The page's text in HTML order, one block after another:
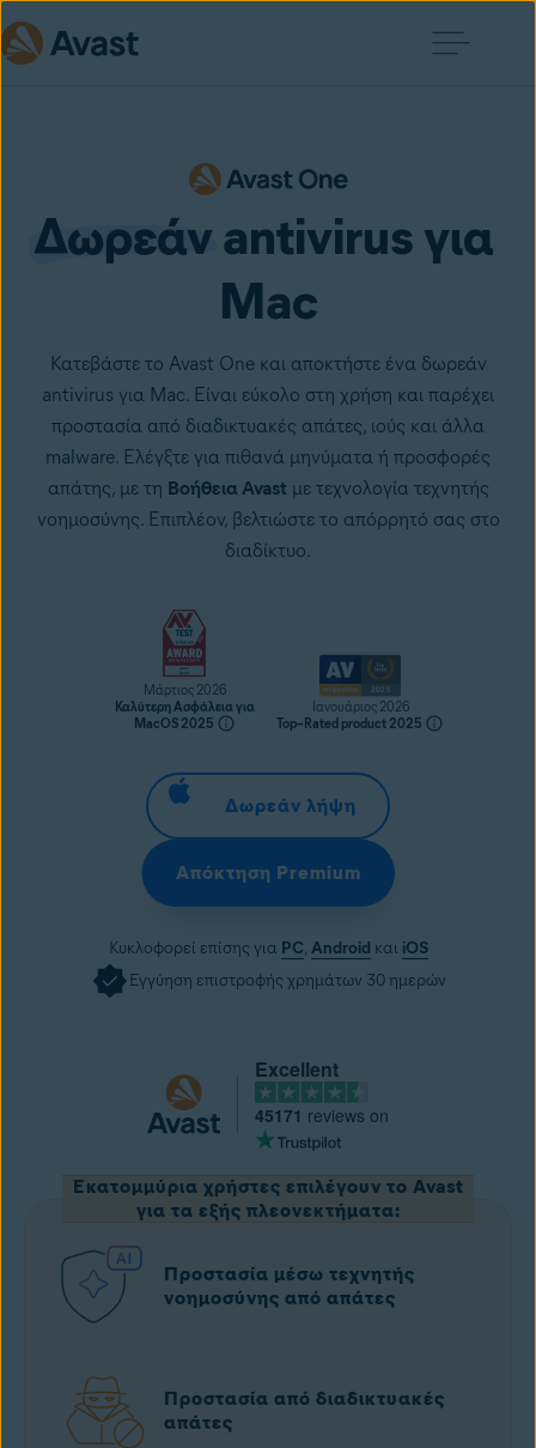
Δωρεάν antivirus για
Mac
Κατεβάστε το Avast One και αποκτήστε ένα δωρεάν
antivirus για Mac. Είναι εύκολο στη χρήση και παρέχει
προστασία από διαδικτυακές απάτες, ιούς και άλλα
malware. Ελέγξτε για πιθανά μηνύματα ή προσφορές
απάτης, με τη Βοήθεια Avast με τεχνολογία τεχνητής
νοημοσύνης. Επιπλέον, βελτιώστε το απόρρητό σας στο
διαδίκτυο.
Μάρτιος 2026
Καλύτερη Ασφάλεια για
MacOS 2025
Ιανουάριος 2026
Top–Rated product 2025
Δωρεάν λήψη
Απόκτηση Premium
Κυκλοφορεί επίσης για PC, Android και iOS
Εγγύηση επιστροφής χρημάτων 30 ημερών
Excellent
45171 reviews on
Εκατομμύρια χρήστες επιλέγουν το Avast
για τα εξής πλεονεκτήματα:
Προστασία μέσω τεχνητής
νοημοσύνης από απάτες
Προστασία από διαδικτυακές
απάτες